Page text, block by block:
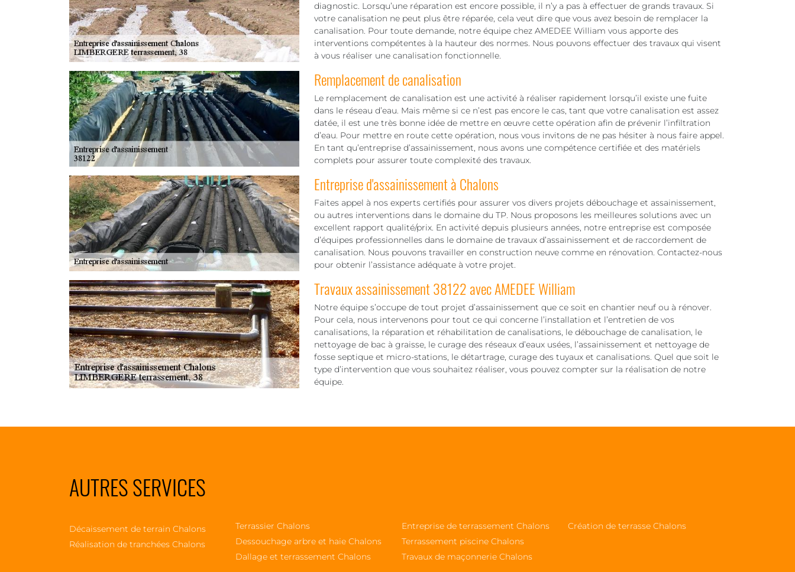
diagnostic. Lorsqu’une réparation est encore possible, il n’y a pas à effectuer de grands travaux. Si
votre canalisation ne peut plus être réparée, cela veut dire que vous avez besoin de remplacer la
canalisation. Pour toute demande, notre équipe chez AMEDEE William vous apporte des
interventions compétentes à la hauteur des normes. Nous pouvons effectuer des travaux qui visent
à vous réaliser une canalisation fonctionnelle.
Remplacement de canalisation
Le remplacement de canalisation est une activité à réaliser rapidement lorsqu’il existe une fuite
dans le réseau d’eau. Mais même si ce n’est pas encore le cas, tant que votre canalisation est assez
datée, il est une très bonne idée de mettre en œuvre cette opération afin de prévenir l’infiltration
d’eau. Pour mettre en route cette opération, nous vous invitons de ne pas hésiter à nous faire appel.
En tant qu’entreprise d’assainissement, nous avons une compétence certifiée et des matériels
complets pour assurer toute complexité des travaux.
Entreprise d'assainissement à Chalons
Faites appel à nos experts certifiés pour assurer vos divers projets débouchage et assainissement,
ou autres interventions dans le domaine du TP. Nous proposons les meilleures solutions avec un
excellent rapport qualité/prix. En activité depuis plusieurs années, notre entreprise est composée
d’équipes professionnelles dans le domaine de travaux d’assainissement et de raccordement de
canalisation. Nous pouvons travailler en construction neuve comme en rénovation. Contactez-nous
pour obtenir l’assistance adéquate à votre projet.
Travaux assainissement 38122 avec AMEDEE William
Notre équipe s’occupe de tout projet d’assainissement que ce soit en chantier neuf ou à rénover.
Pour cela, nous intervenons pour tout ce qui concerne l’installation et l’entretien de vos
canalisations, la réparation et réhabilitation de canalisations, le débouchage de canalisation, le
nettoyage de bac à graisse, le curage des réseaux d’eaux usées, l’assainissement et nettoyage de
fosse septique et micro-stations, le détartrage, curage des tuyaux et canalisations. Quel que soit le
type d’intervention que vous souhaitez réaliser, vous pouvez compter sur la réalisation de notre
équipe.
AUTRES SERVICES
Décaissement de terrain Chalons
Réalisation de tranchées Chalons
Terrassier Chalons
Dessouchage arbre et haie Chalons
Dallage et terrassement Chalons
Entreprise de terrassement Chalons
Terrassement piscine Chalons
Travaux de maçonnerie Chalons
Création de terrasse Chalons